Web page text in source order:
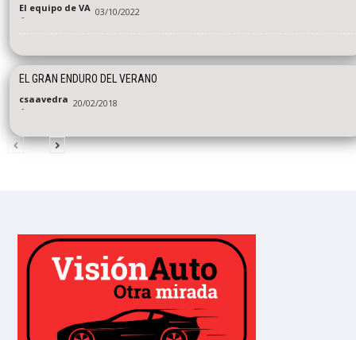
El equipo de VA
- 03/10/2022
EL GRAN ENDURO DEL VERANO
csaavedra
- 20/02/2018